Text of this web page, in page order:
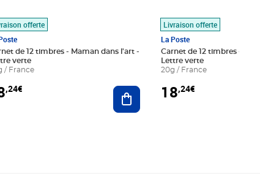
panier
offerte
de 12 timbres - Maman dans l'art -
verte
/ France
,24€ Ajouter au panier
Livraison offerte
La Poste
Carnet de 12 timbres - Le
Lettre verte
20g / France
18,24€